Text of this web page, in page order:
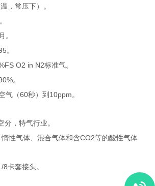
温，常压下）。
。
。
。
O2 in N2标准气。
。
气（60秒）到 10ppm。
分，特气行业。
惰性气体、混合气体和含CO2等的酸性气体
8卡套接头。